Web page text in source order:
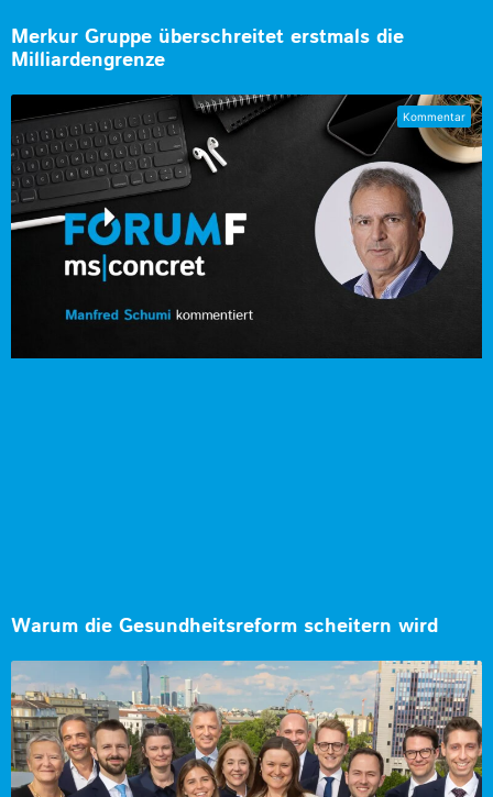
Merkur Gruppe überschreitet erstmals die
Milliardengrenze
Warum die Gesundheitsreform scheitern wird